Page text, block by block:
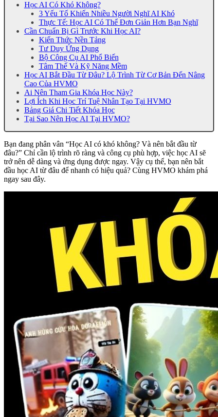
Học AI Có Khó Không?
3 Yếu Tố Khiến Nhiều Người Nghĩ AI Khó
Thực Tế: Học AI Có Thể Đơn Giản Hơn Bạn Nghĩ
Cần Chuẩn Bị Gì Trước Khi Học AI?
Kiến Thức Nền Tảng
Tư Duy Ứng Dụng
Bộ Công Cụ AI Phổ Biến
Tâm Thế Và Kỹ Năng Mềm
Học AI Bắt Đầu Từ Đâu? Lộ Trình Từ Cơ Bản Đến Nâng
Cao Của HVMO
Ai Nên Tham Gia Khóa Học Này?
Lợi Ích Khi Học Trí Tuệ Nhân Tạo Tại HVMO
Bảng Giá Chi Tiết Khóa Học
Tại Sao Nên Học AI Tại HVMO?
Bạn đang phân vân “Học AI có khó không? Và nên bắt đầu từ
đâu?” Chỉ cần lộ trình rõ ràng và công cụ phù hợp, việc học AI sẽ
trở nên dễ dàng và ứng dụng được ngay. Vậy cụ thể, bạn nên bắt
đầu học AI từ đâu để nhanh có hiệu quả? Cùng HVMO khám phá
ngay sau đây.